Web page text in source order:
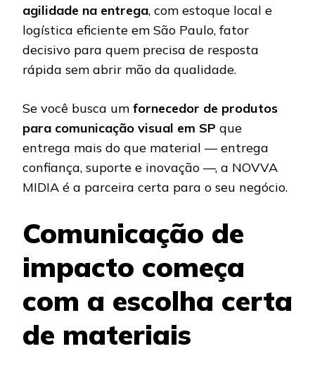
agilidade na entrega, com estoque local e
logística eficiente em São Paulo, fator
decisivo para quem precisa de resposta
rápida sem abrir mão da qualidade.
Se você busca um fornecedor de produtos
para comunicação visual em SP que
entrega mais do que material — entrega
confiança, suporte e inovação —, a NOVVA
MIDIA é a parceira certa para o seu negócio.
Comunicação de
impacto começa
com a escolha certa
de materiais